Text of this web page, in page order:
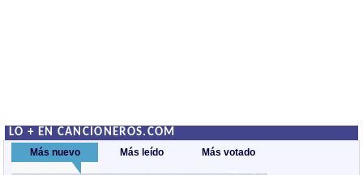
LO + EN CANCIONEROS.COM
Más nuevo Más leído Más votado